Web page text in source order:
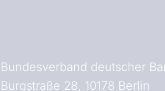
Bundesverband deutscher
Burgstraße 28, 10178 Berlin